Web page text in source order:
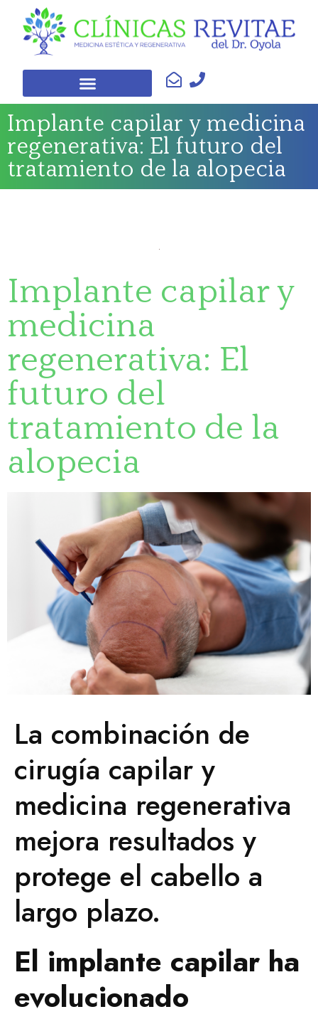
Implante capilar y medicina
regenerativa: El futuro del
tratamiento de la alopecia
Implante capilar y
medicina
regenerativa: El
futuro del
tratamiento de la
alopecia
La combinación de
cirugía capilar y
medicina regenerativa
mejora resultados y
protege el cabello a
largo plazo.
El implante capilar ha
evolucionado